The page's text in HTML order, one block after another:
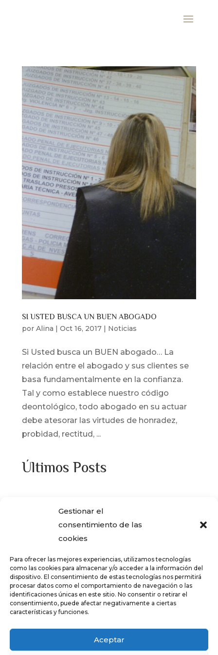
Gestionar el
consentimiento de las
cookies
Para ofrecer las mejores experiencias, utilizamos tecnologías
como las cookies para almacenar y/o acceder a la información del
dispositivo. El consentimiento de estas tecnologías nos permitirá
procesar datos como el comportamiento de navegación o las
identificaciones únicas en este sitio. No consentir o retirar el
consentimiento, puede afectar negativamente a ciertas
características y funciones.
Aceptar
SI USTED BUSCA UN BUEN ABOGADO
por Alina | Oct 16, 2017| Noticias
Si Usted busca un BUEN abogado… La
relación entre el abogado y sus clientes se
basa fundamentalmente en la confianza.
Tal y como establece nuestro código
deontológico, todo abogado en su actuar
debe atesorar las virtudes de honradez,
probidad, rectitud, ...
Últimos Posts
ENCASA CIBELES compró al IVIMA en el
año 2013?
LAS EMPRESAS
¿Qué es el teletrabajo y en que consiste?
CRÉDITOS – TARJETAS REVOLVING
FALSOS CORREOS ELECTRÓNICOS CON
AVISOS DE COBRO DE ERTE